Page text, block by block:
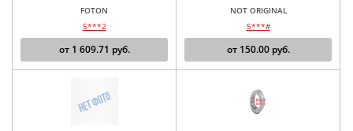
FOTON
5***2
от 1 609.71 руб.
NOT ORIGINAL
5***#
от 150.00руб.